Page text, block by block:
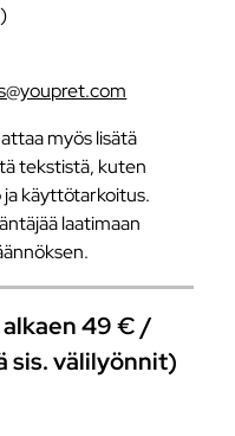
myös lisätä
tekstistä, kuten
käyttötarkoitus.
laatimaan
alkaen 49 € /
sis. välilyönnit)